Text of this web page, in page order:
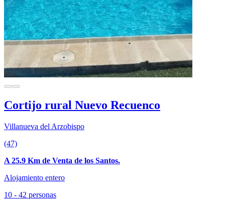
Cortijo rural Nuevo Recuenco
Villanueva del Arzobispo
(47)
A 25.9 Km de Venta de los Santos.
Alojamiento entero
10 - 42 personas